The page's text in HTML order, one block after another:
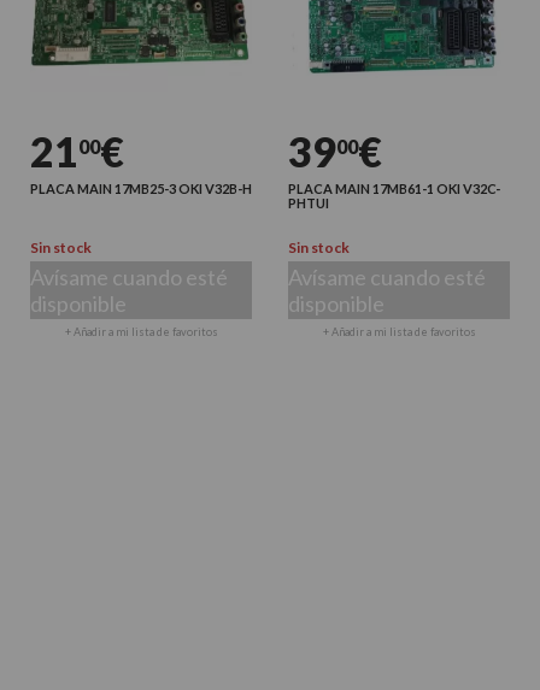
2100€
PLACA MAIN 17MB25-3 OKI V32B-H
Sin stock
Avísame cuando esté
disponible
+ Añadir a mi lista de favoritos
3900€
PLACA MAIN 17MB61-1 OKI V32C-
PHTUI
Sin stock
Avísame cuando esté
disponible
+ Añadir a mi lista de favoritos